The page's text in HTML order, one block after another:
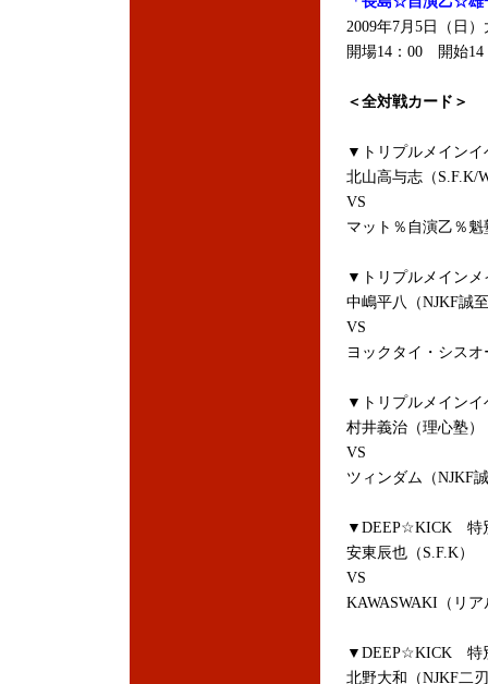
2009年7月5日（日
開場14：00 開始14
＜全対戦カード＞
▼トリプルメイン
北山高与志（S.F.K/
VS
マット％自演乙％
▼トリプルメイン
中嶋平八（NJKF誠
VS
ヨックタイ・シス
▼トリプルメイン
村井義治（理心塾）
VS
ツィンダム（NJKF
▼DEEP☆KICK 特
安東辰也（S.F.K）
VS
KAWASWAKI（リ
▼DEEP☆KICK 特
北野大和（NJKF二